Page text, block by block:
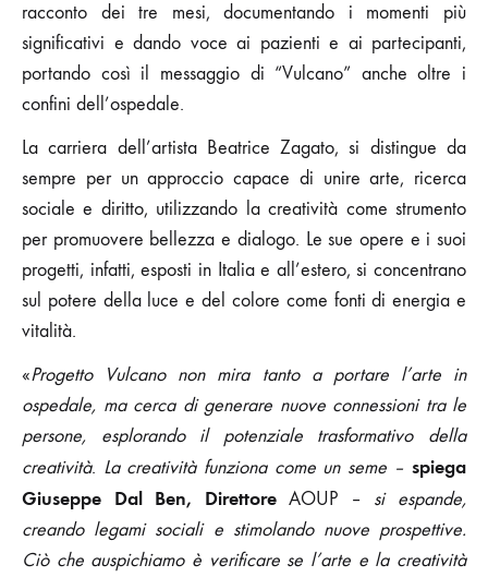
racconto dei tre mesi, documentando i momenti più
significativi e dando voce ai pazienti e ai partecipanti,
portando così il messaggio di “Vulcano” anche oltre i
confini dell’ospedale.
La carriera dell’artista Beatrice Zagato, si distingue da
sempre per un approccio capace di unire arte, ricerca
sociale e diritto, utilizzando la creatività come strumento
per promuovere bellezza e dialogo. Le sue opere e i suoi
progetti, infatti, esposti in Italia e all’estero, si concentrano
sul potere della luce e del colore come fonti di energia e
vitalità.
«Progetto Vulcano non mira tanto a portare l’arte in
ospedale, ma cerca di generare nuove connessioni tra le
persone, esplorando il potenziale trasformativo della
creatività. La creatività funziona come un seme – spiega
Giuseppe Dal Ben, DirettoreAOUP – si espande,
creando legami sociali e stimolando nuove prospettive.
Ciò che auspichiamo è verificare se l’arte e la creatività